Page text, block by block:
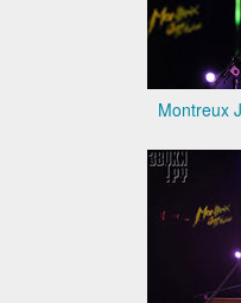
Montreux